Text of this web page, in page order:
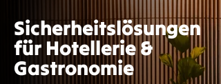
Sicherheitslösungen
für Hotellerie &
Gastronomie